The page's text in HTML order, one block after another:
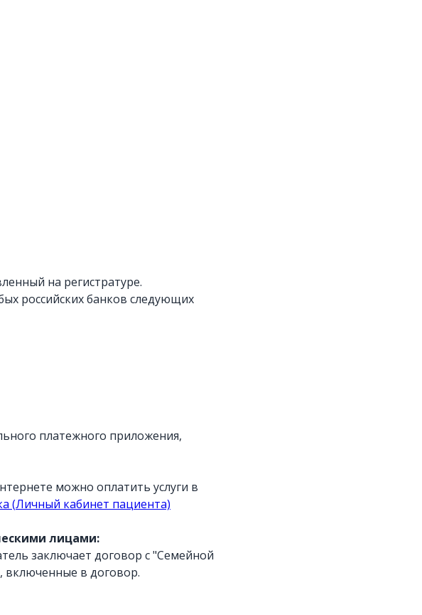
на регистратуре.
российских банков следующих
платежного приложения,
можно оплатить услуги в
(Личный кабинет пациента)
лицами:
заключает договор с "Семейной
включенные в договор.